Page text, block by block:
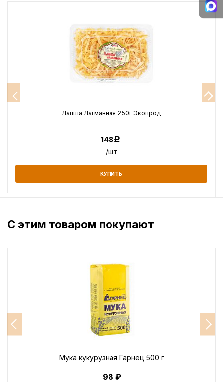
Лапша Лагманная 250г Экопрод
148Р
/шт
КУПИТЬ
С этим товаром покупают
Мука кукурузная Гарнец 500 г
98